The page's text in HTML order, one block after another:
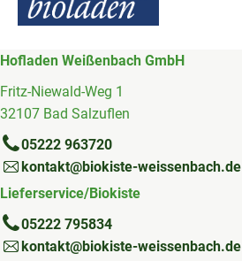
Hofladen Weißenbach GmbH
Fritz-Niewald-Weg 1
32107 Bad Salzuflen
05222 963720
kontakt@biokiste-weissenbach.de
Lieferservice/Biokiste
05222 795834
kontakt@biokiste-weissenbach.de